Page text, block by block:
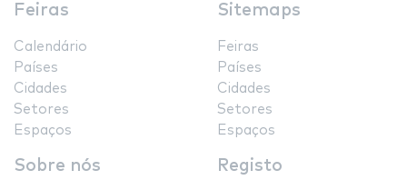
Feiras
Calendário
Países
Cidades
Setores
Espaços
Sitemaps
Feiras
Países
Cidades
Setores
Espaços
Sobre nós Registo